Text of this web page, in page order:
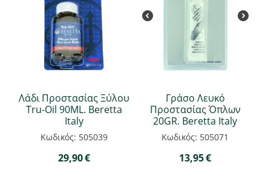
Λάδι Προστασίας Ξύλου
Tru-Oil 90ML. Beretta
Italy
Κωδικός: 505039
29,90€
Γράσο Λευκό
Προστασίας Όπλων
20GR. Beretta Italy
Κωδικός: 505071
13,95€